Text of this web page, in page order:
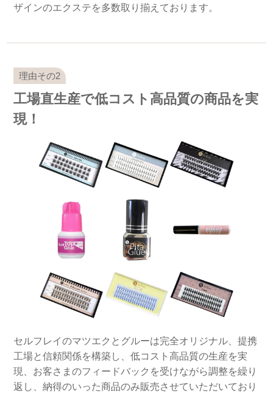
ザインのエクステを多数取り揃えております。
工場直生産で低コスト高品質の商品を実
現！
セルフレイのマツエクとグルーは完全オリジナル、提携
工場と信頼関係を構築し、低コスト高品質の生産を実
現、お客さまのフィードバックを受けながら調整を繰り
返し、納得のいった商品のみ販売させていただいており